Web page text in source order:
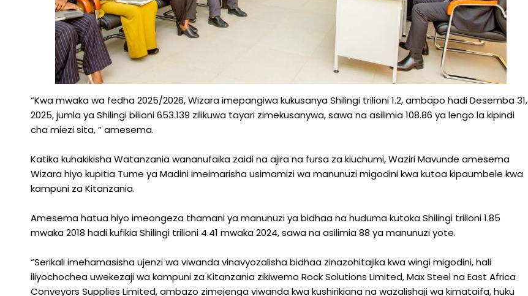
“Kwa mwaka wa fedha 2025/2026, Wizara imepangiwa kukusanya Shilingi trilioni 1.2, ambapo hadi Desemba 31,
2025, jumla ya Shilingi bilioni 653.139 zilikuwa tayari zimekusanywa, sawa na asilimia 108.86 ya lengo la kipindi
cha miezi sita, ” amesema.
Katika kuhakikisha Watanzania wananufaika zaidi na ajira na fursa za kiuchumi, Waziri Mavunde amesema
Wizara hiyo kupitia Tume ya Madini imeimarisha usimamizi wa manunuzi migodini kwa kutoa kipaumbele kwa
kampuni za Kitanzania.
Amesema hatua hiyo imeongeza thamani ya manunuzi ya bidhaa na huduma kutoka Shilingi trilioni 1.85
mwaka 2018 hadi kufikia Shilingi trilioni 4.41 mwaka 2024, sawa na asilimia 88 ya manunuzi yote.
“Serikali imehamasisha ujenzi wa viwanda vinavyozalisha bidhaa zinazohitajika kwa wingi migodini, hali
iliyochochea uwekezaji wa kampuni za Kitanzania zikiwemo Rock Solutions Limited, Max Steel na East Africa
Conveyors Supplies Limited, ambazo zimejenga viwanda kwa kushirikiana na wazalishaji wa kimataifa, huku